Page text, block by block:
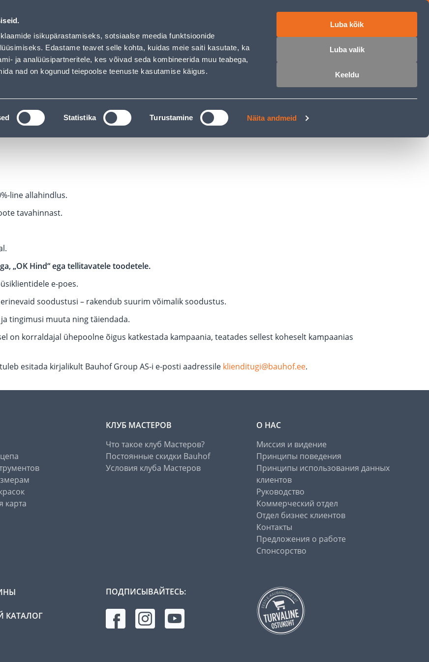
isikupärastamiseks, sotsiaalse meedia funktsioonide
Edastame teavet selle kohta, kuidas meie saiti kasutate, ka
ja analüüsipartneritele, kes võivad seda kombineerida muu teabega,
nad on kogunud teiepoolse teenuste kasutamise käigus.
Statistika Turustamine Näita andmeid
Luba kõik
Luba valik
Keeldu
частных клиентов Услуги Предложения о работе
ПОИСК
АРЕНДА ИНСТРУМЕНТОВ РАССРОЧКА
line allahindlus.
tavahinnast.
„OK Hind“ ega tellitavatele toodetele.
e-poes.
soodustusi – rakendub suurim võimalik soodustus.
ja tingimusi muuta ning täiendada.
on korraldajal ühepoolne õigus katkestada kampaania, teatades sellest koheselt kampaanias
esitada kirjalikult Bauhof Group AS-i e-posti aadressile klienditugi@bauhof.ee.
карта
КЛУБ МАСТЕРОВ
Что такое клуб Мастеров?
Постоянные скидки Bauhof
Условия клуба Мастеров
О НАС
Миссия и видение
Принципы поведения
Принципы использования данных
клиентов
Руководство
Коммерческий отдел
Отдел бизнес клиентов
Контакты
Предложения о работе
Спонсорство
КАТАЛОГ
ПОДПИСЫВАЙТЕСЬ: